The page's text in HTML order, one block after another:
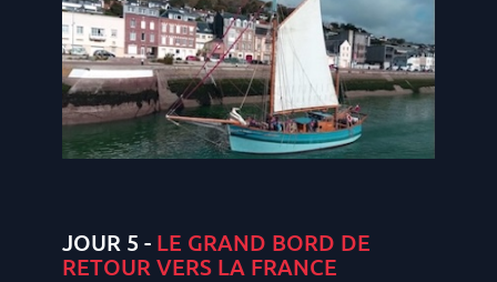
JOUR 5 - LE GRAND BORD DE
RETOUR VERS LA FRANCE